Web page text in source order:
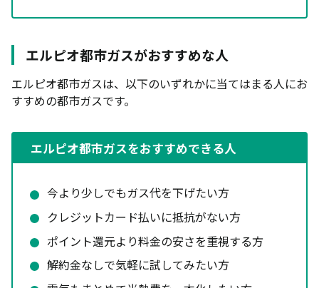
エルピオ都市ガスがおすすめな人
エルピオ都市ガスは、以下のいずれかに当てはまる人にお
すすめの都市ガスです。
エルピオ都市ガスをおすすめできる人
今より少しでもガス代を下げたい方
クレジットカード払いに抵抗がない方
ポイント還元より料金の安さを重視する方
解約金なしで気軽に試してみたい方